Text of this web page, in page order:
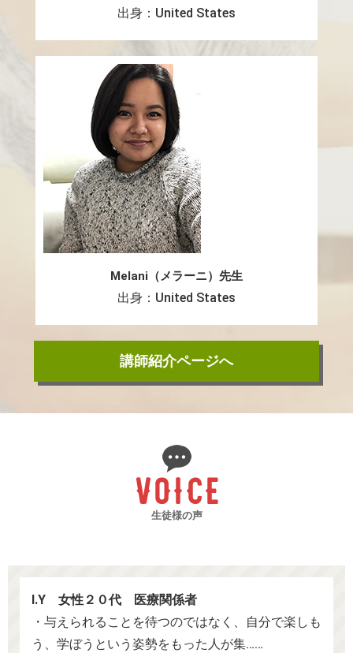
出身：United States
Melani（メラーニ）先生
出身：United States
講師紹介ページへ
生徒様の声
I.Y 女性２０代 医療関係者
・与えられることを待つのではなく、自分で楽しも
う、学ぼうという姿勢をもった人が集……